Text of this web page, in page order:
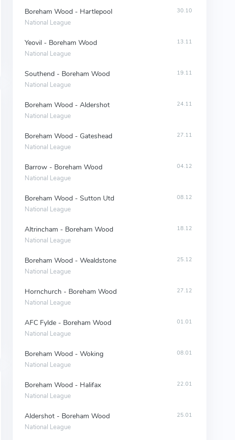
Boreham Wood - Hartlepool
National League
30.10
Yeovil - Boreham Wood
National League
13.11
Southend - Boreham Wood
National League
19.11
Boreham Wood - Aldershot
National League
24.11
Boreham Wood - Gateshead
National League
27.11
Barrow - Boreham Wood
National League
04.12
Boreham Wood - Sutton Utd
National League
08.12
Altrincham - Boreham Wood
National League
18.12
Boreham Wood - Wealdstone
National League
25.12
Hornchurch - Boreham Wood
National League
27.12
AFC Fylde - Boreham Wood
National League
01.01
Boreham Wood - Woking
National League
08.01
Boreham Wood - Halifax
National League
22.01
Aldershot - Boreham Wood
National League
25.01